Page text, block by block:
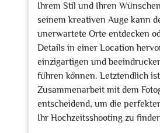
Ihrem Stil und Ihren
seinem kreativen Auge kann
unerwartete Orte entdecken
Details in einer Location
einzigartigen und
führen können. Letztendlich
Zusammenarbeit mit dem
entscheidend, um die
Ihr Hochzeitsshooting zu